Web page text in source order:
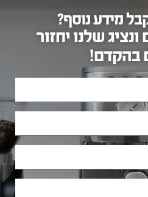
מידע נוסף?
שלנו יחזור
בהקדם!